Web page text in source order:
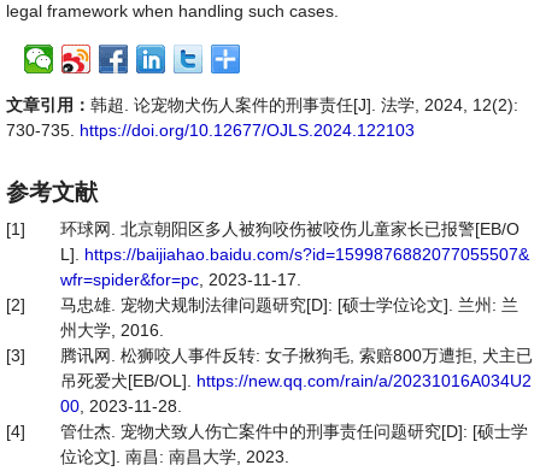
legal framework when handling such cases.
文章引用： 韩超. 论宠物犬伤人案件的刑事责任[J]. 法学, 2024, 12(2):
730-735. https://doi.org/10.12677/OJLS.2024.122103
参考文献
[1]
环球网. 北京朝阳区多人被狗咬伤被咬伤儿童家长已报警[EB/O
L]. https://baijiahao.baidu.com/s?id=1599876882077055507&
wfr=spider&for=pc , 2023-11-17.
[2]
马忠雄. 宠物犬规制法律问题研究[D]: [硕士学位论文]. 兰州: 兰
州大学, 2016.
[3]
腾讯网. 松狮咬人事件反转: 女子揪狗毛, 索赔800万遭拒, 犬主已
吊死爱犬[EB/OL]. https://new.qq.com/rain/a/20231016A034U2
00 , 2023-11-28.
[4]
管仕杰. 宠物犬致人伤亡案件中的刑事责任问题研究[D]: [硕士学
位论文]. 南昌: 南昌大学, 2023.